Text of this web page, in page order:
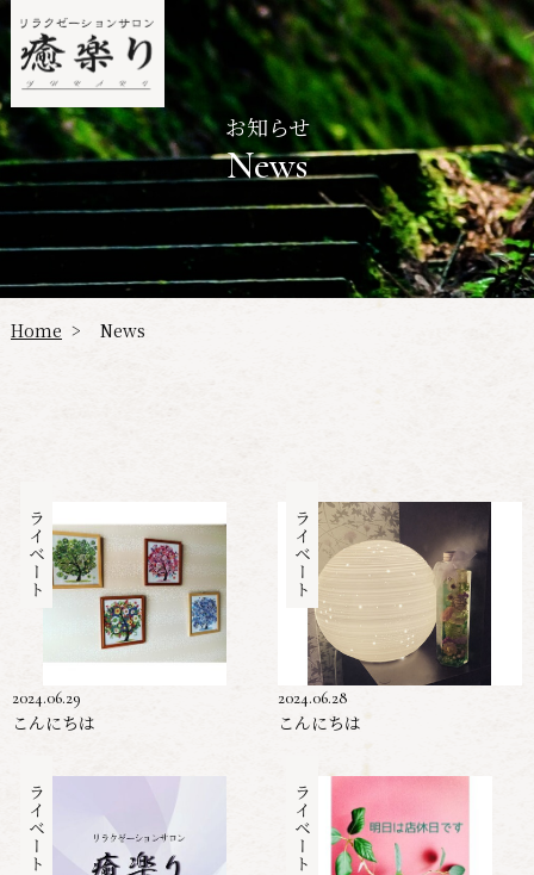
お知らせ
News
Home > News
プライベート
2024.06.29
こんにちは
プライベート
2024.06.28
こんにちは
プライベート プライベート